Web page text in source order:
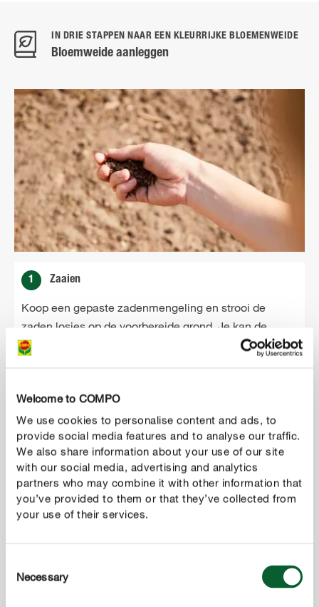
Welcome to COMPO
We use cookies to personalise content and ads, to
provide social media features and to analyse our traffic.
We also share information about your use of our site
with our social media, advertising and analytics
partners who may combine it with other information that
you’ve provided to them or that they’ve collected from
your use of their services.
Selection
Necessary
IN DRIE STAPPEN NAAR EEN KLEURRIJKE BLOEMENWEIDE
Bloemweide aanleggen
1 Zaaien
Koop een gepaste zadenmengeling en strooi de
zaden losjes op de voorbereide grond. Je kan de
zaden heel breed of in rijen zaaien om potentieel
zodat de planten genoeg plaats krijgen om zich te
ontwikkelen.